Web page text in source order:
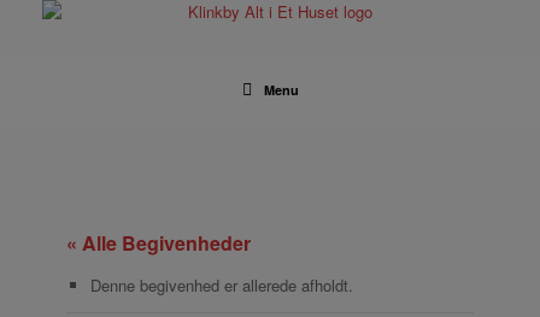
Menu
« Alle Begivenheder
Denne begivenhed er allerede afholdt.